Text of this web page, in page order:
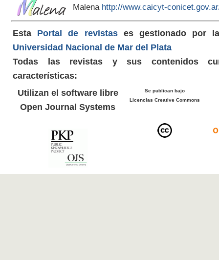
Malena http://www.caicyt-
Esta Portal de revistases gestionado por
Universidad Nacional de Mar del Plata
Todas las revistas y sus contenidos
características:
Utilizan el software libre
Open Journal Systems
Se publican bajo
Licencias Creative Commons